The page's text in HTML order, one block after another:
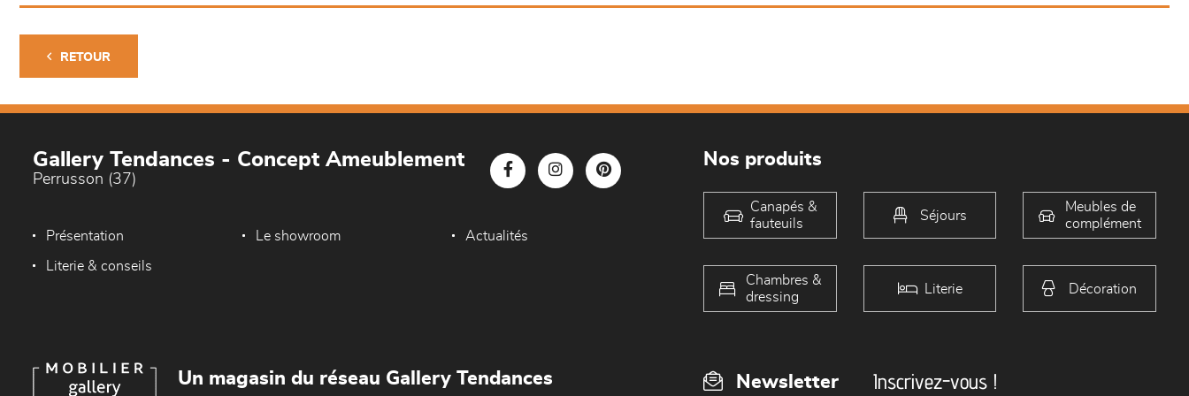
RETOUR
Gallery Tendances - Concept Ameublement
Perrusson (37)
Présentation Le showroom Actualités
Literie & conseils
Nos produits
Canapés &
fauteuils
Séjours
Meubles de
complément
Chambres &
dressing
Literie Décoration
Newsletter Inscrivez-vous !
Un magasin du réseau Gallery Tendances